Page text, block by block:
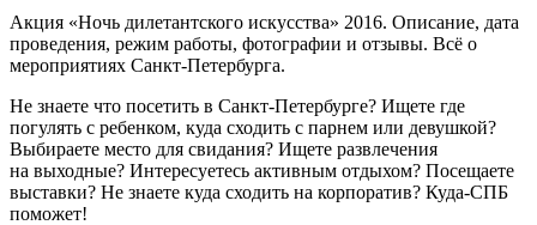
Акция «Ночь дилетантского искусства» 2016. Описание, дата
проведения, режим работы, фотографии и отзывы. Всё о
мероприятиях Санкт-Петербурга.
Не знаете что посетить в Санкт-Петербурге? Ищете где
погулять с ребенком, куда сходить с парнем или девушкой?
Выбираете место для свидания? Ищете развлечения
на выходные? Интересуетесь активным отдыхом? Посещаете
выставки? Не знаете куда сходить на корпоратив? Куда-СПБ
поможет!